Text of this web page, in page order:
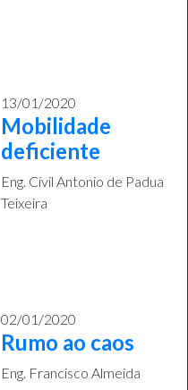
13/01/2020
Mobilidade
deficiente
Eng. Civil Antonio de Padua
Teixeira
02/01/2020
Rumo ao caos
Eng. Francisco Almeida